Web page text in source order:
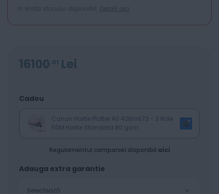
In limita stocului disponibil. Detalii aici
16100 01 Lei
Cadou
Canon Hartie Plotter A0 4281V673 – 3 Role
50M Hartie Standard 80 gsm
Regulamentul campaniei disponibil aici
Adauga extra garantie
Selectează